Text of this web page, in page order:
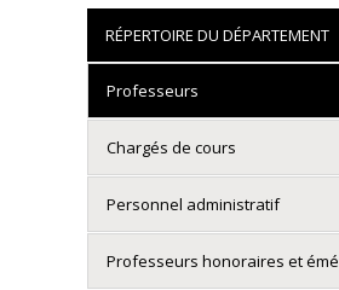
RÉPERTOIRE DU DÉPARTEMENT
Professeurs
Chargés de cours
Personnel administratif
Professeurs honoraires et